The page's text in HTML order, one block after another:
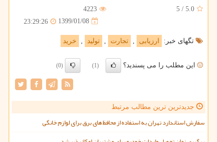
5.0
/
5
4223
1399/01/08
23:29:26
تگهای خبر: ارزیابی تجارت تولید خرید
این مطلب را می پسندید؟ (1)
(0)
جدیدترین ترین مطالب مرتبط
سفارش استاندارد تهران به استفاده از محافظ های برق برای لوازم خانگی